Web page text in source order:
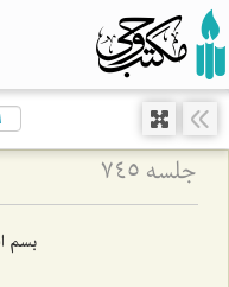
جلسه ۷۴۵
بسم